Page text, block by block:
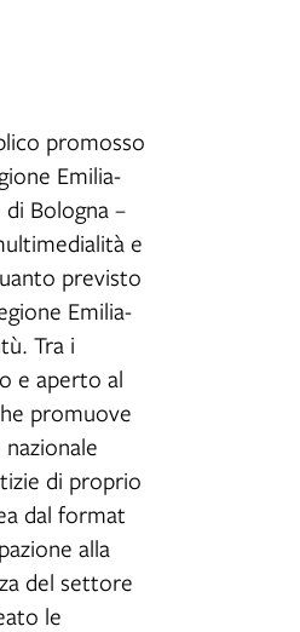
promosso
Emilia-
Bologna –
e
previsto
Emilia-
Tra i
e aperto al
promuove
di proprio
dal format
alla
del settore
le